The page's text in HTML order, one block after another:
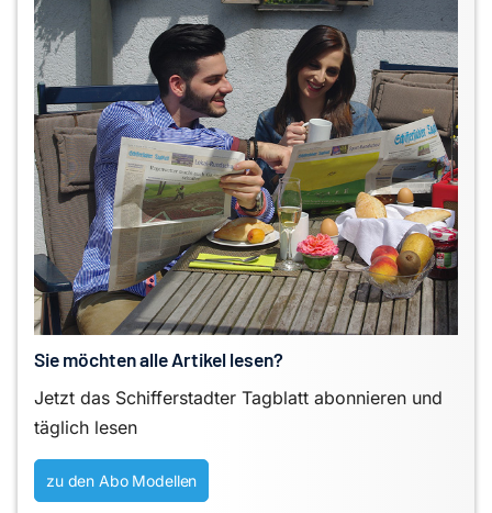
Sie möchten alle Artikel lesen?
Jetzt das Schifferstadter Tagblatt abonnieren und
täglich lesen
zu den Abo Modellen